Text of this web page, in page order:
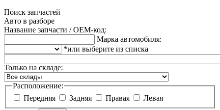
Поиск запчастей
Авто в разборе
Название запчасти / OEM-код:
Марка автомобиля:
*или выберите из списка
Только на складе:
Расположение:
Передняя
Задняя Правая
Левая